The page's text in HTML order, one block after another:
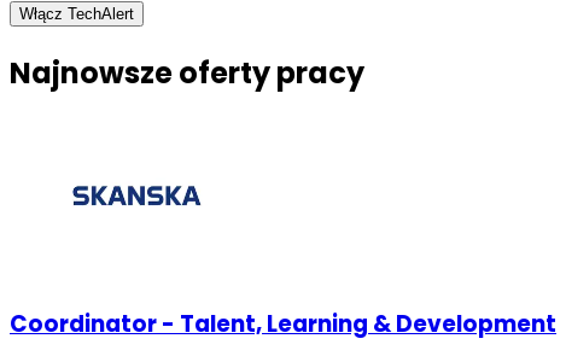
Włącz TechAlert
Najnowsze oferty pracy
Coordinator - Talent, Learning & Development